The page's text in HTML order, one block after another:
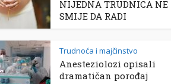
NIJEDNA TRUDNICA NE
SMIJE DA RADI
Trudnoća i majčinstvo
Anesteziolozi opisali
dramatičan porođaj